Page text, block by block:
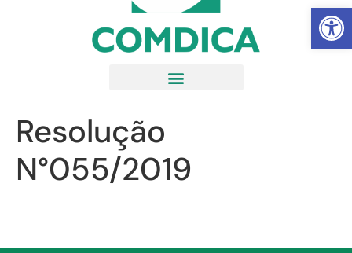
Abrir
Resolução
N°055/2019